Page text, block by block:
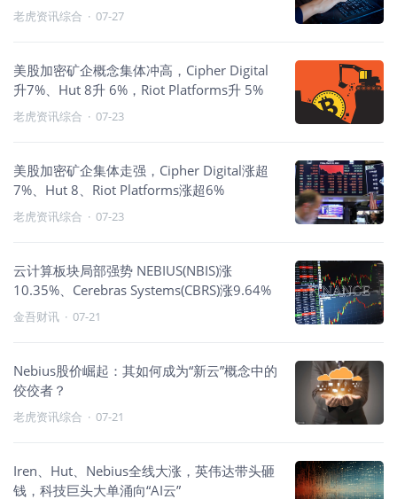
老虎资讯综合 · 07-27
美股加密矿企概念集体冲高，Cipher Digital
升7%、Hut 8升 6%，Riot Platforms升 5%
老虎资讯综合 · 07-23
美股加密矿企集体走强，Cipher Digital涨超
7%、Hut 8、Riot Platforms涨超6%
老虎资讯综合 · 07-23
云计算板块局部强势 NEBIUS(NBIS)涨
10.35%、Cerebras Systems(CBRS)涨9.64%
金吾财讯 · 07-21
Nebius股价崛起：其如何成为“新云”概念中的
佼佼者？
老虎资讯综合 · 07-21
Iren、Hut、Nebius全线大涨，英伟达带头砸
钱，科技巨头大单涌向“AI云”